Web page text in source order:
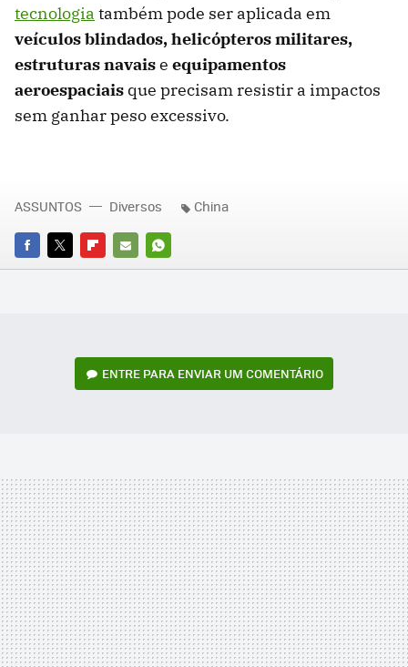
tecnologia também pode ser aplicada em
veículos blindados, helicópteros militares,
estruturas navaise equipamentos
aeroespaciais que precisam resistir a impactos
sem ganhar peso excessivo.
FACEBOOK
TWITTERFLIPBOARD
E-
WHATSAPP
ASSUNTOS Diversos China
ENTRE PARA ENVIAR UM COMENTÁRIO